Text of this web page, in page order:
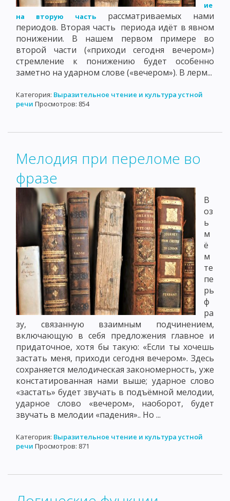
ие
на вторую часть
рассматриваемых нами
периодов. Вторая часть периода идёт в явном
понижении. В нашем первом примере во
второй части («приходи сегодня вечером»)
стремление к понижению будет особенно
заметно на ударном слове («вечером»). В лерм...
Категория: Выразительное чтение и культура устной
речи Просмотров: 854
Мелодия при переломе во
фразе
В
оз
ь
м
ё
м
те
пе
рь
ф
ра
зу, связанную взаимным подчинением,
включающую в себя предложения главное и
придаточное, хотя бы такую: «Если ты хочешь
застать меня, приходи сегодня вечером». Здесь
сохраняется мелодическая закономерность, уже
констатированная нами выше; ударное слово
«застать» будет звучать в подъёмной мелодии,
ударное слово «вечером», наоборот, будет
звучать в мелодии «падения».. Но ...
Категория: Выразительное чтение и культура устной
речи Просмотров: 871